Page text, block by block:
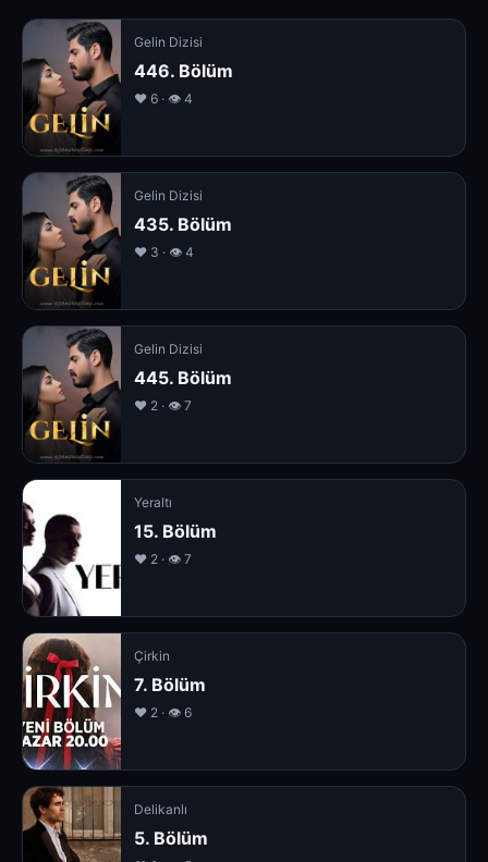
Gelin Dizisi
446. Bölüm
❤️ 6 · 👁 4
Gelin Dizisi
435. Bölüm
❤️ 3 · 👁 4
Gelin Dizisi
445. Bölüm
❤️ 2 · 👁 7
Yeraltı
15. Bölüm
❤️ 2 · 👁 7
Çirkin
7. Bölüm
❤️ 2 · 👁 6
Delikanlı
5. Bölüm